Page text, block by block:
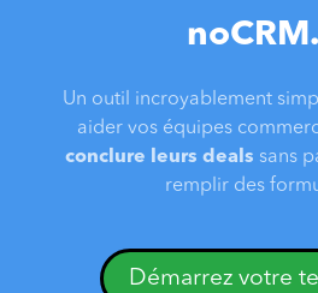
Un outil incroyablement
aider vos équipes
conclure leurs deals sans
remplir des
Démarrez votre